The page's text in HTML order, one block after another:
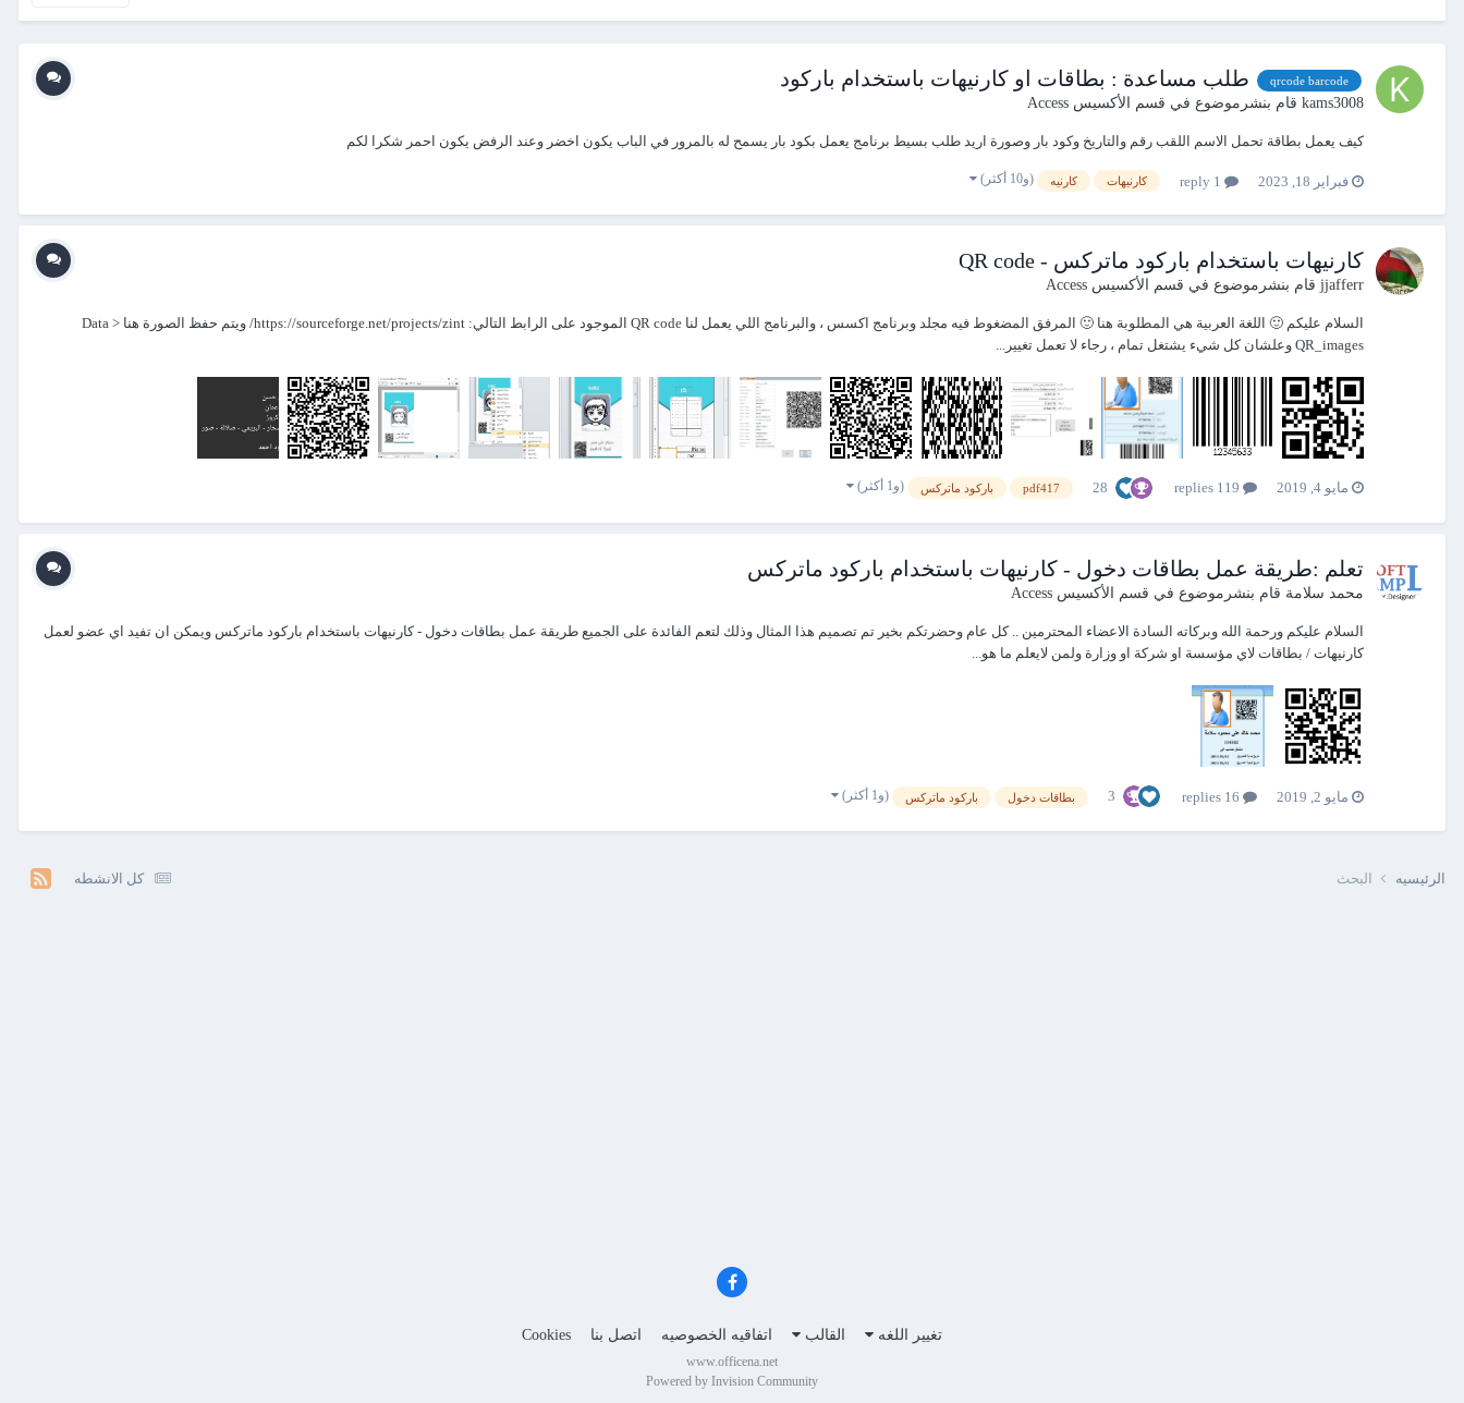
qrcode barcode طلب مساعدة : بطاقات او كارنيهات باستخدام باركود
kams3008 قام بنشرموضوع في قسم الأكسيس Access
كيف يعمل بطاقة تحمل الاسم اللقب رقم والتاريخ وكود بار وصورة اريد طلب بسيط برنامج يعمل بكود بار يسمح له بالمرور في الباب يكون اخضر وعند الرفض يكون احمر شكرا لكم
فبراير 18, 2023 كارنيهات كارنيه (و10 أكثر)
كارنيهات باستخدام باركود ماتركس - QR code
jjafferr قام بنشرموضوع في قسم الأكسيس Access
السلام عليكم 🙂 اللغة العربية هي المطلوبة هنا 🙂 المرفق المضغوط فيه مجلد وبرنامج اكسس ، والبرنامج اللي يعمل لنا QR code الموجود على الرابط التالي: https://sourceforge.net/projects/zint/ ويتم حفظ الصورة هنا Data >
QR_images وعلشان كل شيء يشتغل تمام ، رجاء لا تعمل تغيير...
مايو 4, 2019 28
pdf417 باركود ماتركس (و1 أكثر)
تعلم :طريقة عمل بطاقات دخول - كارنيهات باستخدام باركود ماتركس
محمد سلامة قام بنشرموضوع في قسم الأكسيس Access
السلام عليكم ورحمة الله وبركاته السادة الاعضاء المحترمين .. كل عام وحضرتكم بخير تم تصميم هذا المثال وذلك لتعم الفائدة على الجميع طريقة عمل بطاقات دخول - كارنيهات باستخدام باركود ماتركس ويمكن ان تفيد اي عضو لعمل
كارنيهات / بطاقات لاي مؤسسة او شركة او وزارة ولمن لايعلم ما هو...
مايو 2, 2019 3 بطاقات دخول باركود ماتركس (و1 أكثر)
كل الانشطه الرئيسيه البحث
تغيير اللغه القالب اتفاقيه الخصوصيه اتصل بنا Cookies
www.officena.net
Powered by Invision Community